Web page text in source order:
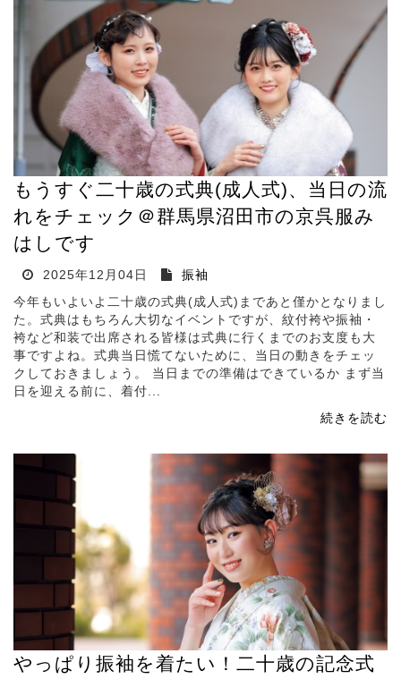
もうすぐ二十歳の式典(成人式)、当日の流
れをチェック＠群馬県沼田市の京呉服み
はしです
2025年12月04日
振袖
今年もいよいよ二十歳の式典(成人式)まであと僅かとなりまし
た。式典はもちろん大切なイベントですが、紋付袴や振袖・
袴など和装で出席される皆様は式典に行くまでのお支度も大
事ですよね。式典当日慌てないために、当日の動きをチェッ
クしておきましょう。 当日までの準備はできているか まず当
日を迎える前に、着付...
続きを読む
やっぱり振袖を着たい！二十歳の記念式